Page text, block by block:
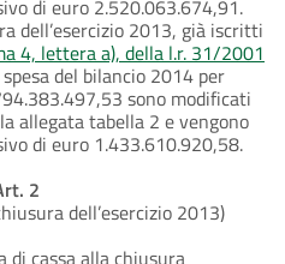
di euro 2.520.063.674,91.
dell’esercizio 2013, già iscritti
4, lettera a), della l.r. 31/2001
del bilancio 2014 per
sono modificati
allegata tabella 2 e vengono
di euro 1.433.610.920,58.
2
dell’esercizio 2013)
di cassa alla chiusura